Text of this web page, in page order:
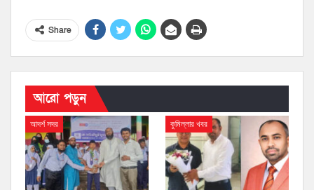
Share
আরো পড়ুন
আদর্শ সদর কুমিল্লার খবর